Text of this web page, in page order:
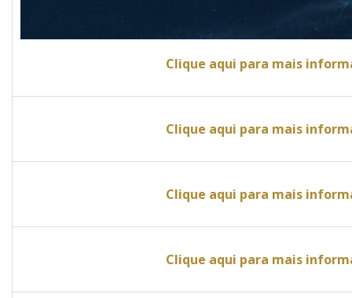
Clique aqui para mais
Clique aqui para mais
Clique aqui para mais
Clique aqui para mais